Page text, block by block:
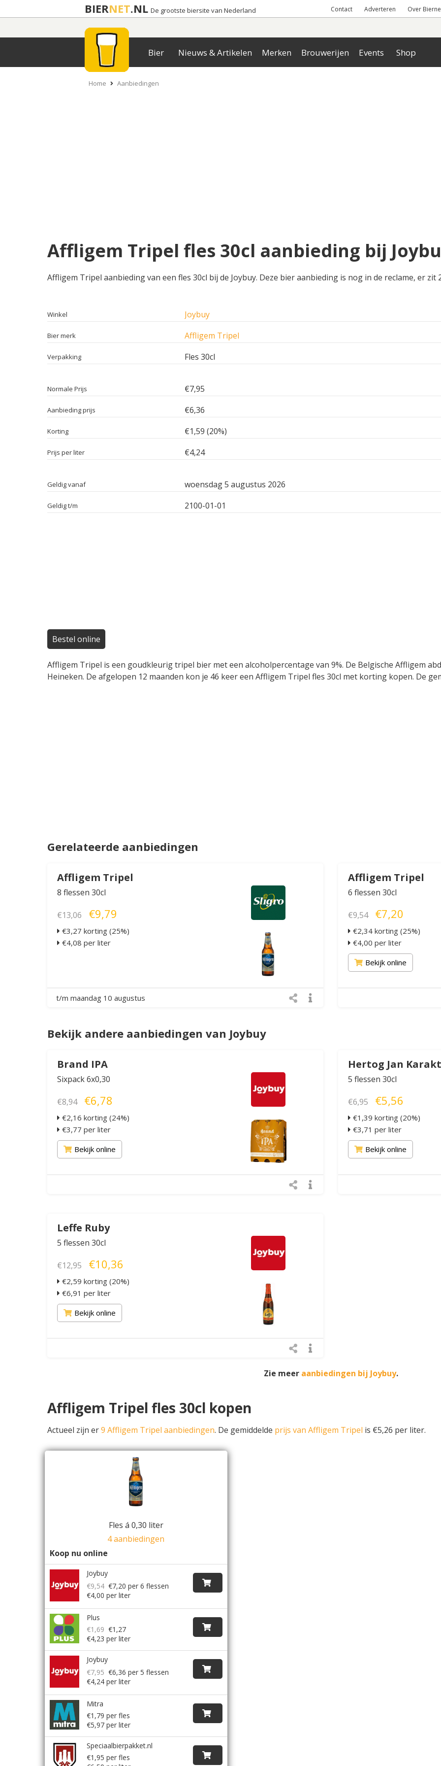
BIERNET.NL De grootste biersite van Nederland Contact Adverteren Over
Bier Nieuws & Artikelen Merken Brouwerijen Events Shop
Home Aanbiedingen
Affligem Tripel fles 30cl aanbieding bij
Affligem Tripel aanbieding van een fles 30cl bij de Joybuy. Deze bier aanbieding is nog in de reclame, er
Winkel Joybuy
Bier merk Affligem Tripel
Verpakking Fles 30cl
Normale Prijs €7,95
Aanbieding prijs €6,36
Korting €1,59 (20%)
Prijs per liter €4,24
Geldig vanaf woensdag 5 augustus 2026
Geldig t/m 2100-01-01
Bestel online
Affligem Tripel is een goudkleurig tripel bier met een alcoholpercentage van 9%. De Belgische Affligem
Heineken. De afgelopen 12 maanden kon je 46 keer een Affligem Tripel fles 30cl met korting kopen. De
Gerelateerde aanbiedingen
Affligem Tripel
8 flessen 30cl
€13,06 €9,79
€3,27 korting (25%)
€4,08 per liter
t/m maandag 10 augustus
Affligem Tripel
6 flessen 30cl
€9,54 €7,20
€2,34 korting (25%)
€4,00 per liter
Bekijk online
Bekijk andere aanbiedingen van Joybuy
Brand IPA
Sixpack 6x0,30
€8,94 €6,78
€2,16 korting (24%)
€3,77 per liter
Bekijk online
Hertog Jan
5 flessen 30cl
€6,95 €5,56
€1,39 korting (20%)
€3,71 per liter
Bekijk online
Leffe Ruby
5 flessen 30cl
€12,95 €10,36
€2,59 korting (20%)
€6,91 per liter
Bekijk online
Zie meer aanbiedingen bij Joybuy.
Affligem Tripel fles 30cl kopen
Actueel zijn er9 Affligem Tripel aanbiedingen. De gemiddelde prijs van Affligem Tripel is €5,26 per liter.
Fles á 0,30 liter
4 aanbiedingen
Koop nu online
Joybuy
€9,54 €7,20 per 6 flessen
€4,00 per liter
Plus
€1,69 €1,27
€4,23 per liter
Joybuy
€7,95 €6,36 per 5 flessen
€4,24 per liter
Mitra
€1,79 per fles
€5,97 per liter
Speciaalbierpakket.nl
€1,95 per fles